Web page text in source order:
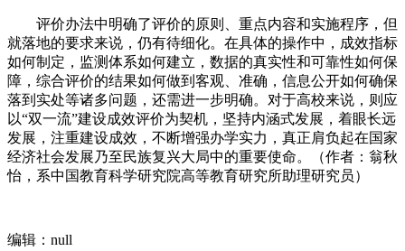
评价办法中明确了评价的原则、重点内容和实施程序，但
就落地的要求来说，仍有待细化。在具体的操作中，成效指标
如何制定，监测体系如何建立，数据的真实性和可靠性如何保
障，综合评价的结果如何做到客观、准确，信息公开如何确保
落到实处等诸多问题，还需进一步明确。对于高校来说，则应
以“双一流”建设成效评价为契机，坚持内涵式发展，着眼长远
发展，注重建设成效，不断增强办学实力，真正肩负起在国家
经济社会发展乃至民族复兴大局中的重要使命。（作者：翁秋
怡，系中国教育科学研究院高等教育研究所助理研究员）
编辑：null